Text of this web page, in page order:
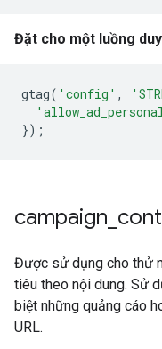
Đặt cho một luồng
gtag( 'config' ,
});
campaign
Được sử dụng cho thử
tiêu theo nội dung. Sử
biệt những quảng cáo
URL.